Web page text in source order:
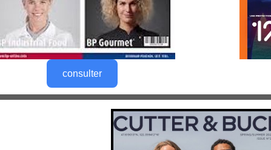
consulter